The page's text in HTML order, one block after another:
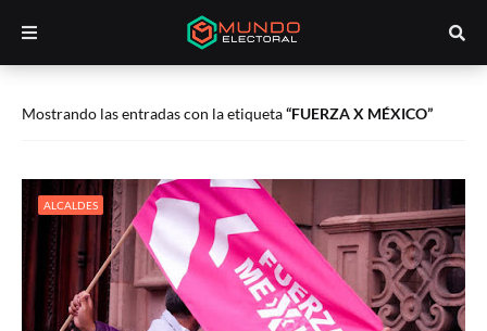
Mostrando las entradas con la etiqueta FUERZA X MÉXICO
ALCALDES